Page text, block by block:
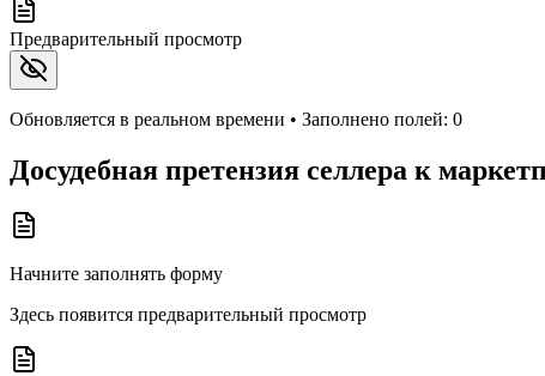
Предварительный просмотр
Обновляется в реальном времени • Заполнено полей: 0
Досудебная претензия селлера к
Начните заполнять форму
Здесь появится предварительный просмотр